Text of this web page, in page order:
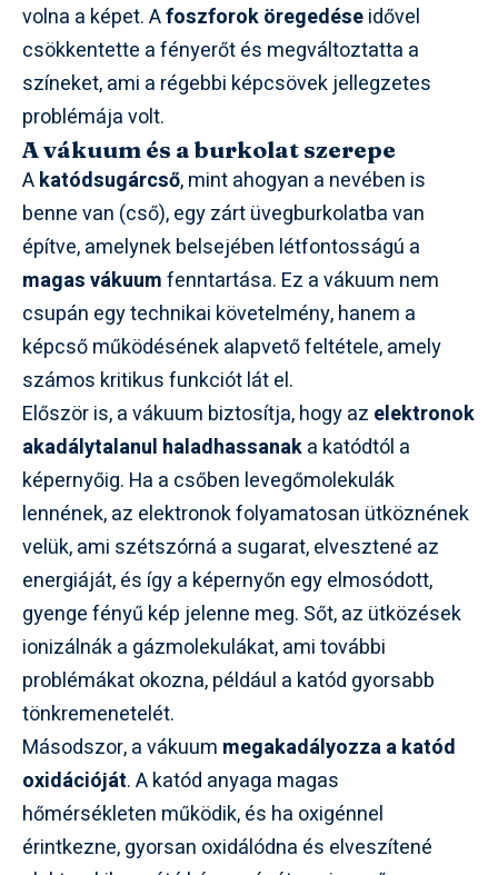
volna a képet. Afoszforok öregedéseidővel
csökkentette a fényerőt és megváltoztatta a
színeket, ami a régebbi képcsövek jellegzetes
problémája volt.
A vákuum és a burkolat szerepe
Akatódsugárcső, mint ahogyan a nevében is
benne van (cső), egy zárt üvegburkolatba van
építve, amelynek belsejében létfontosságú a
magas vákuumfenntartása. Ez a vákuum nem
csupán egy technikai követelmény, hanem a
képcső működésének alapvető feltétele, amely
számos kritikus funkciót lát el.
Először is, a vákuum biztosítja, hogy az elektronok
akadálytalanul haladhassanaka katódtól a
képernyőig. Ha a csőben levegőmolekulák
lennének, az elektronok folyamatosan ütköznének
velük, ami szétszórná a sugarat, elvesztené az
energiáját, és így a képernyőn egy elmosódott,
gyenge fényű kép jelenne meg. Sőt, az ütközések
ionizálnák a gázmolekulákat, ami további
problémákat okozna, például a katód gyorsabb
tönkremenetelét.
Másodszor, a vákuum megakadályozza a katód
oxidációját. A katód anyaga magas
hőmérsékleten működik, és ha oxigénnel
érintkezne, gyorsan oxidálódna és elveszítené